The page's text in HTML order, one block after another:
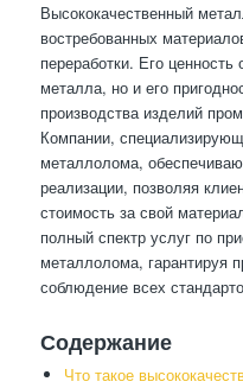
Высококачественный
востребованных
переработки. Его
металла, но и его
производства изделий
Компании,
металлолома,
реализации, позволяя
стоимость за свой
полный спектр услуг по
металлолома, гарантируя
соблюдение всех
Содержание
Что такое